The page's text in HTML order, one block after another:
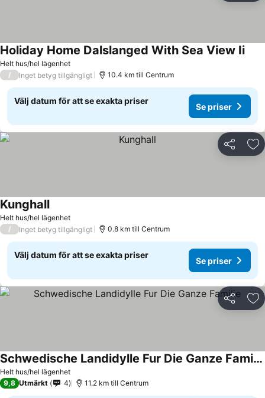
Helt hus/hel lägenhet
Holiday Home Dalslanged With Sea View Ii
/ Inget betyg tillgängligt 10.4 km till Centrum
Välj datum för att se exakta priser
Se priser
Dela
Helt hus/hel lägenhet
Kunghall
/ Inget betyg tillgängligt 0.8 km till Centrum
Välj datum för att se exakta priser
Se priser
Dela
Helt hus/hel lägenhet
Schwedische Landidylle Fur Die Ganze Familie
9,8 Utmärkt 4 11.2 km till Centrum